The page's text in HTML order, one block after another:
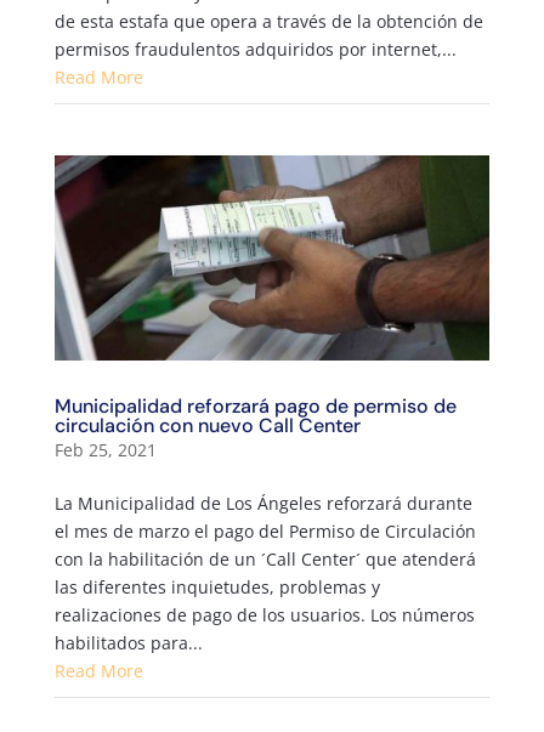
de esta estafa que opera a través de la obtención de
permisos fraudulentos adquiridos por internet,...
Read More
Municipalidad reforzará pago de permiso de
circulación con nuevo Call Center
Feb 25, 2021
La Municipalidad de Los Ángeles reforzará durante
el mes de marzo el pago del Permiso de Circulación
con la habilitación de un ´Call Center´ que atenderá
las diferentes inquietudes, problemas y
realizaciones de pago de los usuarios. Los números
habilitados para...
Read More